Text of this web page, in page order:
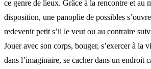
ce genre de lieux. Grâce à la rencontre et au
disposition, une panoplie de possibles
redevenir petit s’il le veut ou au contraire
Jouer avec son corps, bouger, s’exercer à la
dans l’imaginaire, se cacher dans un endroit